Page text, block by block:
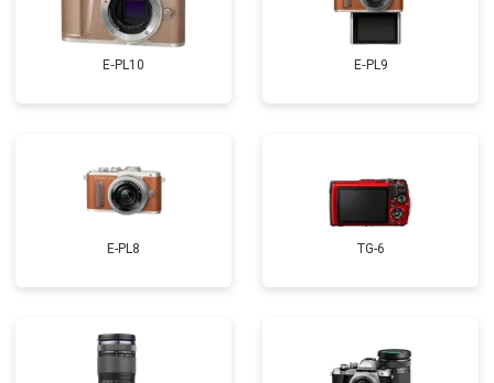
E‑PL10 E‑PL9
E-PL8 TG-6